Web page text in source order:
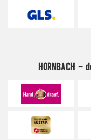
HORNBACH